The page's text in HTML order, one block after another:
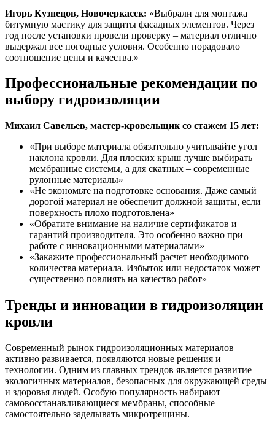
Игорь Кузнецов, Новочеркасск: «Выбрали для монтажа
битумную мастику для защиты фасадных элементов. Через
год после установки провели проверку – материал отлично
выдержал все погодные условия. Особенно порадовало
соотношение цены и качества.»
Профессиональные рекомендации по
выбору гидроизоляции
Михаил Савельев, мастер-кровельщик со стажем 15 лет:
«При выборе материала обязательно учитывайте угол
наклона кровли. Для плоских крыш лучше выбирать
мембранные системы, а для скатных – современные
рулонные материалы»
«Не экономьте на подготовке основания. Даже самый
дорогой материал не обеспечит должной защиты, если
поверхность плохо подготовлена»
«Обратите внимание на наличие сертификатов и
гарантий производителя. Это особенно важно при
работе с инновационными материалами»
«Закажите профессиональный расчет необходимого
количества материала. Избыток или недостаток может
существенно повлиять на качество работ»
Тренды и инновации в гидроизоляции
кровли
Современный рынок гидроизоляционных материалов
активно развивается, появляются новые решения и
технологии. Одним из главных трендов является развитие
экологичных материалов, безопасных для окружающей среды
и здоровья людей. Особую популярность набирают
самовосстанавливающиеся мембраны, способные
самостоятельно заделывать микротрещины.